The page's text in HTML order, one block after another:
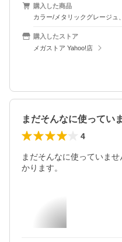
購入した商品
カラー/メタリックグレージュ
購入したストア
メガストア Yahoo!店
4
まだそんなに使っていま
かります。